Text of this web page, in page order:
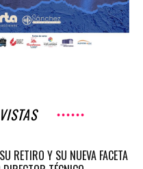
RETIRO Y SU NUEVA FACETA